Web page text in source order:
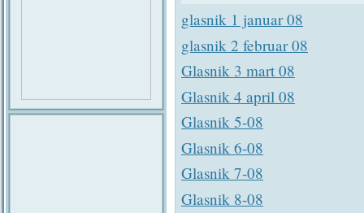
glasnik 1 januar 08
glasnik 2 februar 08
Glasnik 3 mart 08
Glasnik 4 april 08
Glasnik 5-08
Glasnik 6-08
Glasnik 7-08
Glasnik 8-08